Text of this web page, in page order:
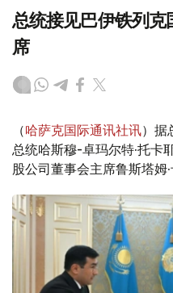
总统接见巴伊铁列
席
（哈萨克国际通讯社讯）据
总统哈斯穆-卓玛尔特·托卡
股公司董事会主席鲁斯塔姆·